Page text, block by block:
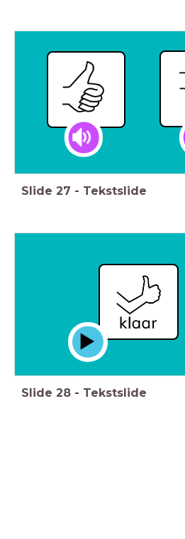
Slide 27 - Tekstslide
Slide 28 - Tekstslide